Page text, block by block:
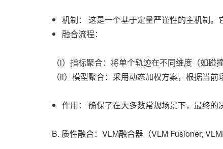
机制： 这是一个基于定量严谨性的主机制。
融合流程：
（i）指标聚合：将单个轨迹在不同维度（如碰
（ii）模型聚合：采用动态加权方案，根据当
作用： 确保了在大多数常规场景下，最终的
B. 质性融合：VLM融合器（VLM Fusioner,